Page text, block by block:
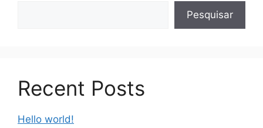
Pesquisar
Recent Posts
Hello world!